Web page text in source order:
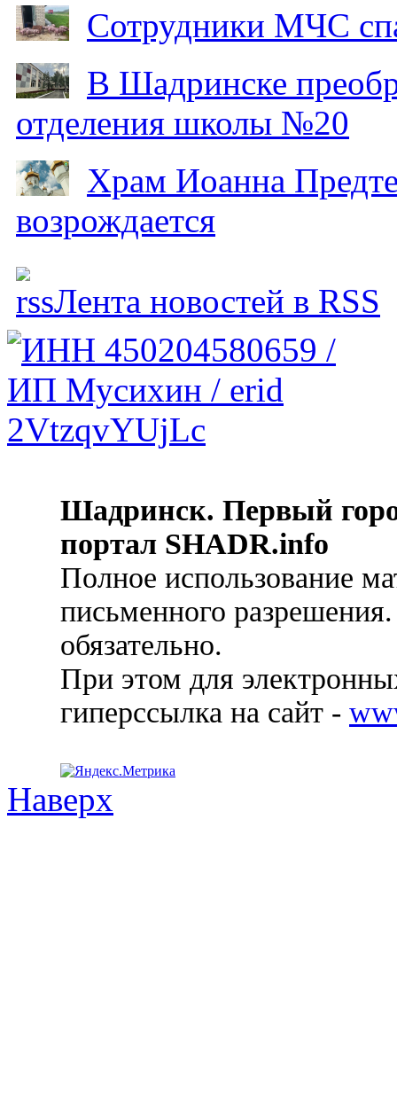
Сотрудники МЧС
В Шадринске
отделения школы №20
Храм Иоанна
возрождается
Лента новостей в RSS
Шадринск. Первый
портал SHADR.info
Полное использование
письменного
обязательно.
При этом для
гиперссылка на сайт -
Наверх